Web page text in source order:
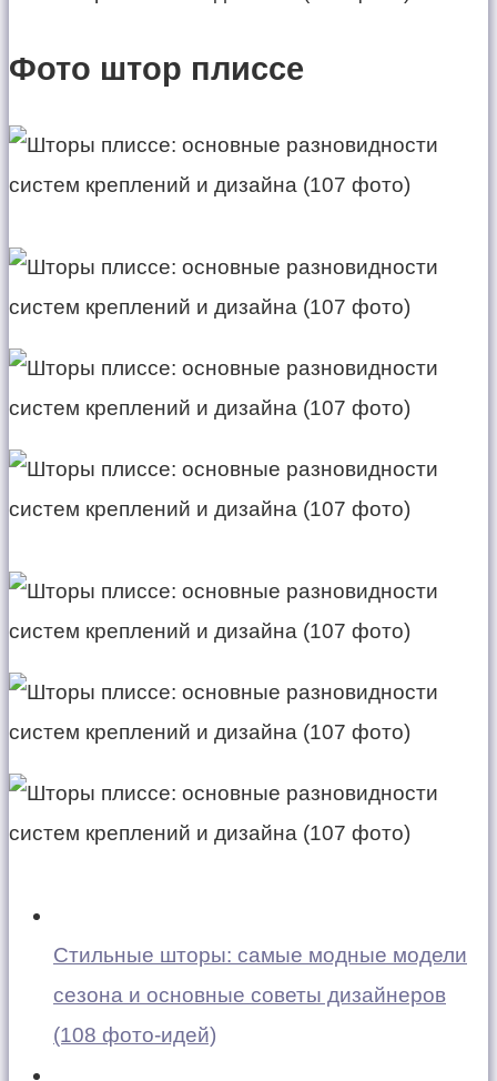
Фото штор плиссе
Стильные шторы: самые модные модели
сезона и основные советы дизайнеров
(108 фото-идей)